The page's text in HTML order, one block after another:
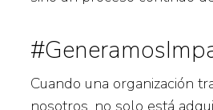
Cuando una organización